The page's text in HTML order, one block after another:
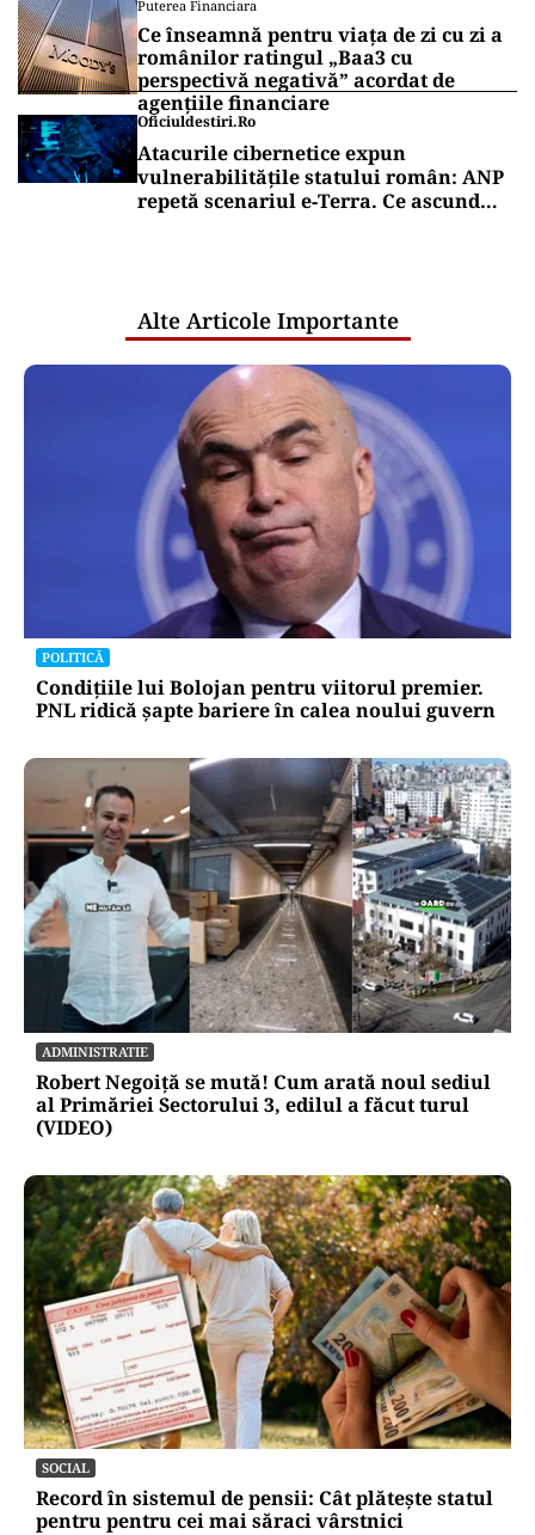
Puterea Financiara
Ce înseamnă pentru viața de zi cu zi a
românilor ratingul „Baa3 cu
perspectivă negativă” acordat de
agențiile financiare
Oficiuldestiri.ro
Atacurile cibernetice expun
vulnerabilitățile statului român: ANP
repetă scenariul e‑Terra. Ce ascund
Alte Articole Importante
POLITICĂ
Condițiile lui Bolojan pentru viitorul premier.
PNL ridică șapte bariere în calea noului guvern
ADMINISTRATIE
Robert Negoiță se mută! Cum arată noul sediul
al Primăriei Sectorului 3, edilul a făcut turul
(VIDEO)
SOCIAL
Record în sistemul de pensii: Cât plătește statul
pentru pentru cei mai săraci vârstnici